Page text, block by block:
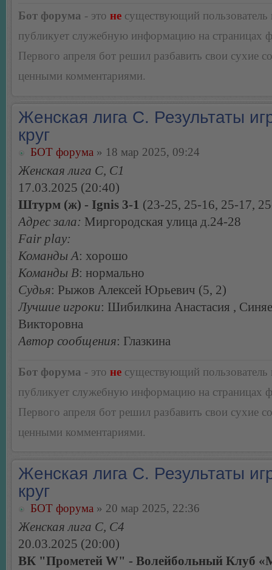
Бот форума - это не существующий пользователь
публикует служебную информацию на страницах
Первого апреля бот решил разбавить свои сухие
ценными комментариями.
Женская лига С. Результаты
круг
БОТ форума » 18 мар 2025, 09:24
Женская лига С, С1
17.03.2025 (20:40)
Штурм (ж) - Ignis 3-1 (23-25, 25-16, 25-17,
Адрес зала: Миргородская улица д.24-28
Fair play:
Команды А: хорошо
Команды В: нормально
Судья: Рыжов Алексей Юрьевич (5, 2)
Лучшие игроки: Шибилкина Анастасия ,
Викторовна
Автор сообщения: Глазкина
Бот форума - это не существующий пользователь
публикует служебную информацию на страницах
Первого апреля бот решил разбавить свои сухие
ценными комментариями.
Женская лига С. Результаты
круг
БОТ форума » 20 мар 2025, 22:36
Женская лига С, С4
20.03.2025 (20:00)
ВК "Прометей W" - Волейбольный Клуб